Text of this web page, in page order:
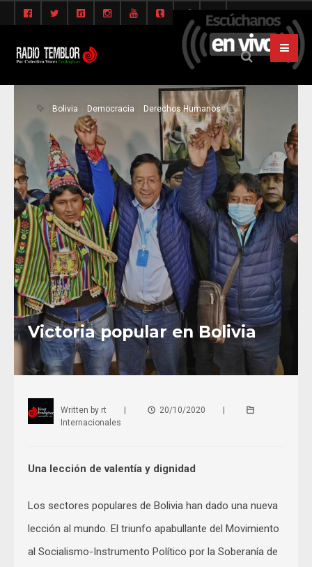
Bolivia Democracia Derechos Humanos
Victoria popular en Bolivia
Written by rt | 20/10/2020
|
Internacionales
Una lección de valentía y dignidad
Los sectores populares de Bolivia han dado una nueva
lección al mundo. El triunfo apabullante del Movimiento
al Socialismo-Instrumento Político por la Soberanía de